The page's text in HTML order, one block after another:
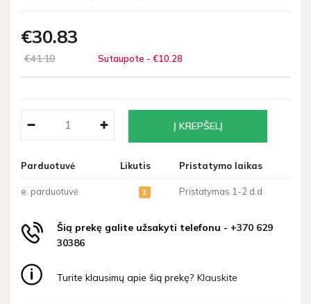
€30 83
€4110 Sutaupote - €10 28
Parduotuvė Likutis Pristatymo laikas
e. parduotuvė 2 Pristatymas 1-2 d.d
Šią prekę galite užsakyti telefonu - +370 629
30386
Turite klausimų apie šią prekę? Klauskite